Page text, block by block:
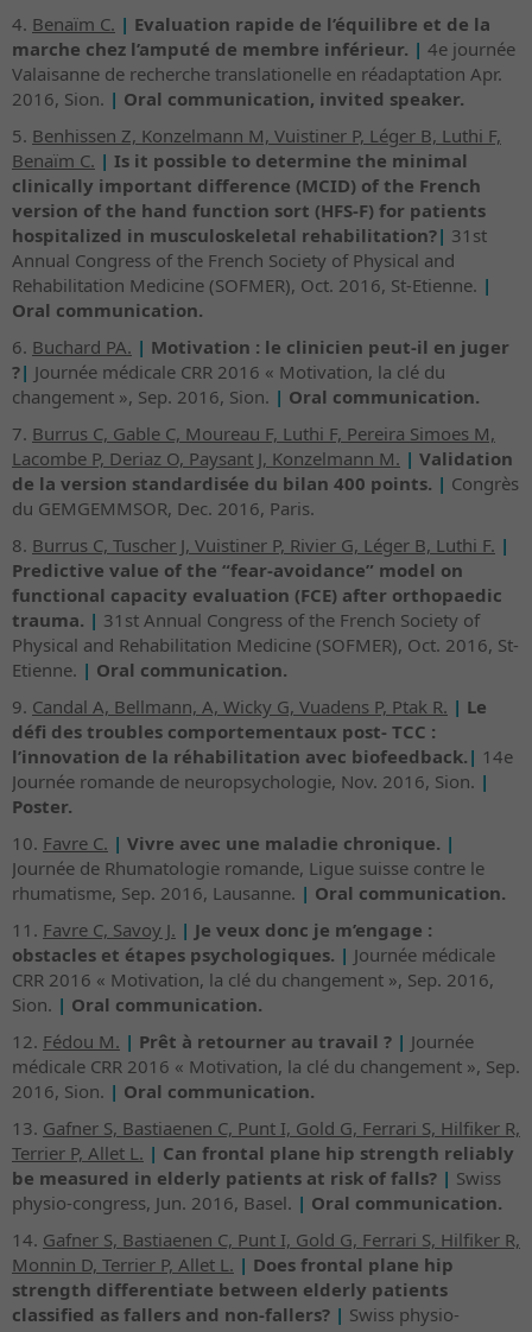
4. Benaïm C. | Evaluation rapide de l’équilibre et de la
marche chez l’amputé de membre inférieur. | 4e journée
Valaisanne de recherche translationelle en réadaptation Apr.
2016, Sion. | Oral communication, invited speaker.
5. Benhissen Z, Konzelmann M, Vuistiner P, Léger B, Luthi F,
Benaïm C. | Is it possible to determine the minimal
clinically important difference (MCID) of the French
version of the hand function sort (HFS-F) for patients
hospitalized in musculoskeletal rehabilitation?| 31st
Annual Congress of the French Society of Physical and
Rehabilitation Medicine (SOFMER), Oct. 2016, St-Etienne. |
Oral communication.
6. Buchard PA. | Motivation : le clinicien peut-il en juger
?| Journée médicale CRR 2016 « Motivation, la clé du
changement », Sep. 2016, Sion. | Oral communication.
7. Burrus C, Gable C, Moureau F, Luthi F, Pereira Simoes M,
Lacombe P, Deriaz O, Paysant J, Konzelmann M. | Validation
de la version standardisée du bilan 400 points. | Congrès
du GEMGEMMSOR, Dec. 2016, Paris.
8. Burrus C, Tuscher J, Vuistiner P, Rivier G, Léger B, Luthi F. |
Predictive value of the “fear-avoidance” model on
functional capacity evaluation (FCE) after orthopaedic
trauma. | 31st Annual Congress of the French Society of
Physical and Rehabilitation Medicine (SOFMER), Oct. 2016, St-
Etienne. | Oral communication.
9. Candal A, Bellmann, A, Wicky G, Vuadens P, Ptak R. | Le
défi des troubles comportementaux post- TCC :
l’innovation de la réhabilitation avec biofeedback. | 14e
Journée romande de neuropsychologie, Nov. 2016, Sion. |
Poster.
10. Favre C. | Vivre avec une maladie chronique. |
Journée de Rhumatologie romande, Ligue suisse contre le
rhumatisme, Sep. 2016, Lausanne. | Oral communication.
11. Favre C, Savoy J. | Je veux donc je m’engage :
obstacles et étapes psychologiques. | Journée médicale
CRR 2016 « Motivation, la clé du changement », Sep. 2016,
Sion. | Oral communication.
12. Fédou M. | Prêt à retourner au travail ? | Journée
médicale CRR 2016 « Motivation, la clé du changement », Sep.
2016, Sion. | Oral communication.
13. Gafner S, Bastiaenen C, Punt I, Gold G, Ferrari S, Hilfiker R,
Terrier P, Allet L. | Can frontal plane hip strength reliably
be measured in elderly patients at risk of falls? | Swiss
physio-congress, Jun. 2016, Basel. | Oral communication.
14. Gafner S, Bastiaenen C, Punt I, Gold G, Ferrari S, Hilfiker R,
Monnin D, Terrier P, Allet L. | Does frontal plane hip
strength differentiate between elderly patients
classified as fallers and non-fallers? | Swiss physio-